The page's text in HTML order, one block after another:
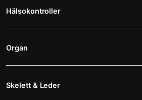
Hälsokontroller
Organ
Skelett & Leder